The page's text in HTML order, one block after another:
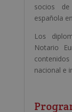
socios
española
Los
Notario
nacional e